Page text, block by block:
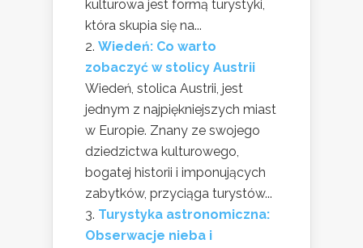
kulturowa jest formą turystyki,
która skupia się na...
Wiedeń: Co warto
zobaczyć w stolicy Austrii
Wiedeń, stolica Austrii, jest
jednym z najpiękniejszych miast
w Europie. Znany ze swojego
dziedzictwa kulturowego,
bogatej historii i imponujących
zabytków, przyciąga turystów...
Turystyka astronomiczna:
Obserwacje nieba i